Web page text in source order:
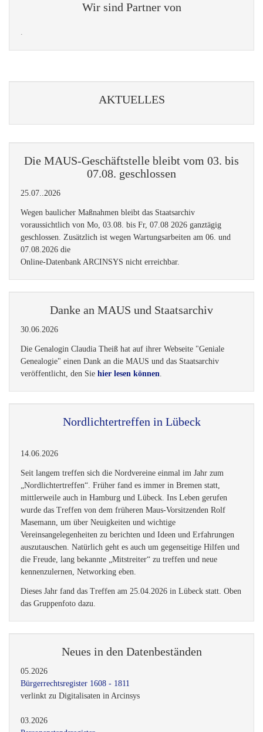
Wir sind Partner von
.
AKTUELLES
Die MAUS-Geschäftstelle bleibt vom 03. bis
07.08. geschlossen
25.07..2026
Wegen baulicher Maßnahmen bleibt das Staatsarchiv
voraussichtlich von Mo, 03.08. bis Fr, 07.08 2026 ganztägig
geschlossen. Zusätzlich ist wegen Wartungsarbeiten am 06. und
07.08.2026 die
Online-Datenbank ARCINSYS nicht erreichbar.
Danke an MAUS und Staatsarchiv
30.06.2026
Die Genalogin Claudia Theiß hat auf ihrer Webseite "Geniale
Genealogie" einen Dank an die MAUS und das Staatsarchiv
veröffentlicht, den Sie hier lesen können.
Nordlichtertreffen in Lübeck
14.06.2026
Seit langem treffen sich die Nordvereine einmal im Jahr zum
„Nordlichtertreffen“. Früher fand es immer in Bremen statt,
mittlerweile auch in Hamburg und Lübeck. Ins Leben gerufen
wurde das Treffen von dem früheren Maus-Vorsitzenden Rolf
Masemann, um über Neuigkeiten und wichtige
Vereinsangelegenheiten zu berichten und Ideen und Erfahrungen
auszutauschen. Natürlich geht es auch um gegenseitige Hilfen und
die Freude, lang bekannte „Mitstreiter“ zu treffen und neue
kennenzulernen, Networking eben.
Dieses Jahr fand das Treffen am 25.04.2026 in Lübeck statt. Oben
das Gruppenfoto dazu.
Neues in den Datenbeständen
05.2026
Bürgerrechtsregister 1608 - 1811
verlinkt zu Digitalisaten in Arcinsys
03.2026